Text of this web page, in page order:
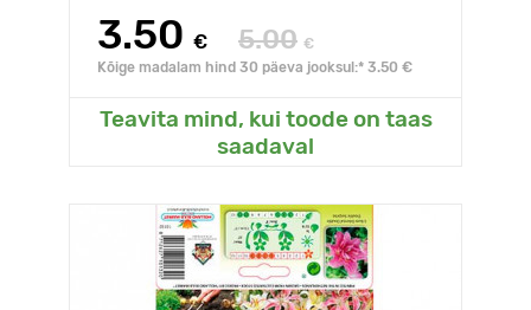
3.50 € 5.00 €
Kõige madalam hind 30 päeva jooksul:* 3.50 €
Teavita mind, kui toode on taas
saadaval